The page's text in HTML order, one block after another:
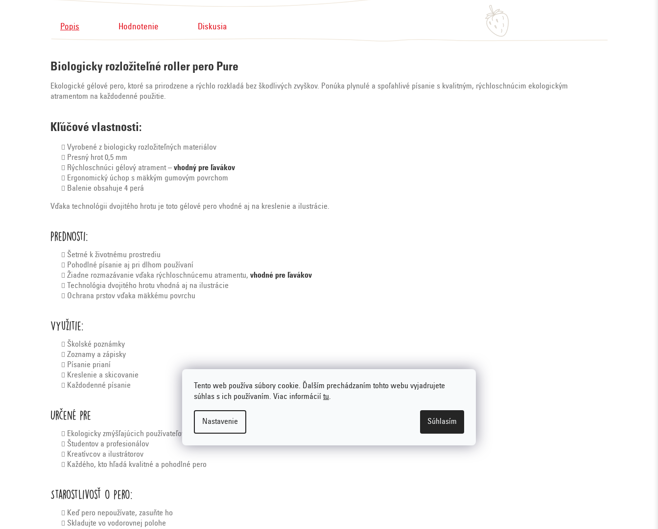
Tento web používa súbory cookie. Ďalším prechádzaním tohto webu vyjadrujete
súhlas s ich používaním. Viac informácií tu.
Nastavenie Súhlasím
Popis Hodnotenie Diskusia
Biologicky rozložiteľné roller pero Pure
Ekologické gélové pero, ktoré sa prirodzene a rýchlo rozkladá bez škodlivých zvyškov. Ponúka plynulé a spoľahlivé písanie s kvalitným, rýchloschnúcim ekologickým
atramentom na každodenné použitie.
Kľúčové vlastnosti:
Vyrobené z biologicky rozložiteľných materiálov
Presný hrot 0,5 mm
Rýchloschnúci gélový atrament – vhodný pre ľavákov
Ergonomický úchop s mäkkým gumovým povrchom
Balenie obsahuje 4 perá
Vďaka technológii dvojitého hrotu je toto gélové pero vhodné aj na kreslenie a ilustrácie.
Prednosti:
Šetrné k životnému prostrediu
Pohodlné písanie aj pri dlhom používaní
Žiadne rozmazávanie vďaka rýchloschnúcemu atramentu, vhodné pre ľavákov
Technológia dvojitého hrotu vhodná aj na ilustrácie
Ochrana prstov vďaka mäkkému povrchu
Využitie:
Školské poznámky
Zoznamy a zápisky
Písanie prianí
Kreslenie a skicovanie
Každodenné písanie
Určené pre
Ekologicky zmýšľajúcich používateľov
Študentov a profesionálov
Kreatívcov a ilustrátorov
Každého, kto hľadá kvalitné a pohodlné pero
Starostlivosť o pero:
Keď pero nepoužívate, zasuňte ho
Skladujte vo vodorovnej polohe